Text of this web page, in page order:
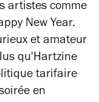
artistes comme
New Year.
et amateur
qu'Hartzine
tarifaire
en